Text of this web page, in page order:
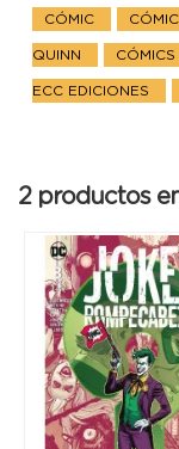
CÓMIC
QUINN
ECC EDICIONES
2 productos